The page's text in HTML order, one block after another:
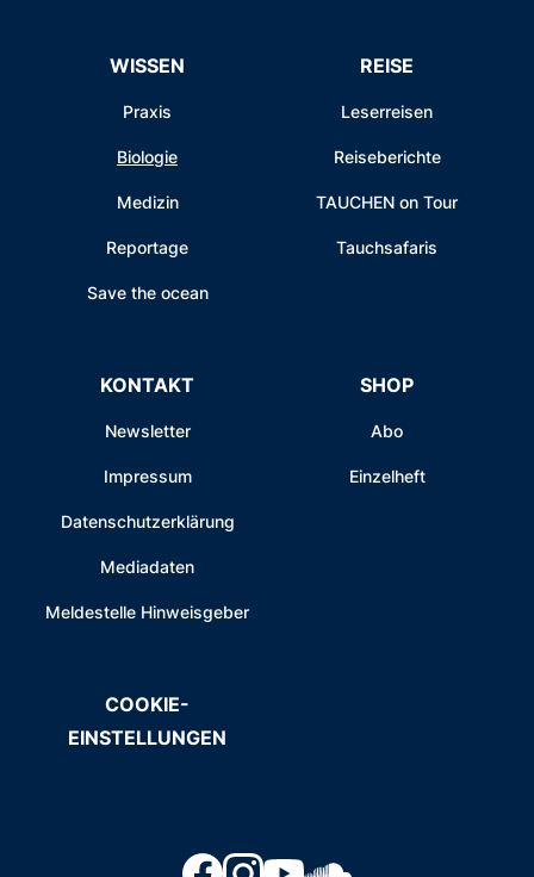
WISSEN
Praxis
Biologie
Medizin
Reportage
Save the ocean
REISE
Leserreisen
Reiseberichte
TAUCHEN on Tour
Tauchsafaris
KONTAKT
Newsletter
Impressum
Datenschutzerklärung
Mediadaten
Meldestelle Hinweisgeber
SHOP
Abo
Einzelheft
COOKIE-
EINSTELLUNGEN